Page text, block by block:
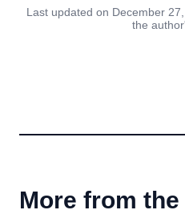
Last updated on December
the
More from